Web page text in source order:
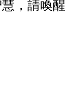
，請喚